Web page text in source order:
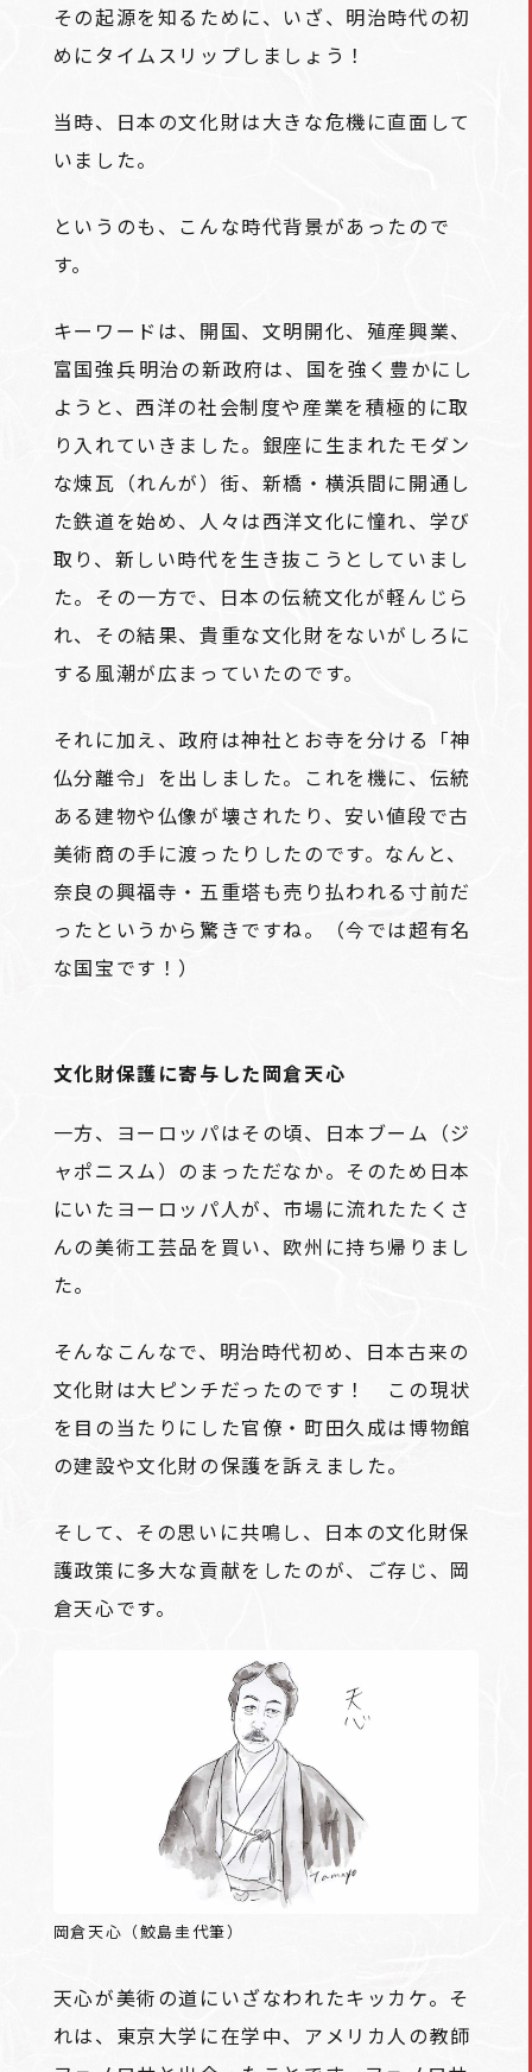
その起源を知るために、いざ、明治時代の初
めにタイムスリップしましょう！
当時、日本の文化財は大きな危機に直面して
いました。
というのも、こんな時代背景があったので
す。
キーワードは、開国、文明開化、殖産興業、
富国強兵――明治の新政府は、国を強く豊かにし
ようと、西洋の社会制度や産業を積極的に取
り入れていきました。銀座に生まれたモダン
な煉瓦（れんが）街、新橋・横浜間に開通し
た鉄道を始め、人々は西洋文化に憧れ、学び
取り、新しい時代を生き抜こうとしていまし
た。その一方で、日本の伝統文化が軽んじら
れ、その結果、貴重な文化財をないがしろに
する風潮が広まっていたのです。
それに加え、政府は神社とお寺を分ける「神
仏分離令」を出しました。これを機に、伝統
ある建物や仏像が壊されたり、安い値段で古
美術商の手に渡ったりしたのです。なんと、
奈良の興福寺・五重塔も売り払われる寸前だ
ったというから驚きですね。（今では超有名
な国宝です！）
文化財保護に寄与した岡倉天心
一方、ヨーロッパはその頃、日本ブーム（ジ
ャポニスム）のまっただなか。そのため日本
にいたヨーロッパ人が、市場に流れたたくさ
んの美術工芸品を買い、欧州に持ち帰りまし
た。
そんなこんなで、明治時代初め、日本古来の
文化財は大ピンチだったのです！ この現状
を目の当たりにした官僚・町田久成は博物館
の建設や文化財の保護を訴えました。
そして、その思いに共鳴し、日本の文化財保
護政策に多大な貢献をしたのが、ご存じ、岡
倉天心です。
岡倉天心（鮫島圭代筆）
天心が美術の道にいざなわれたキッカケ。そ
れは、東京大学に在学中、アメリカ人の教師